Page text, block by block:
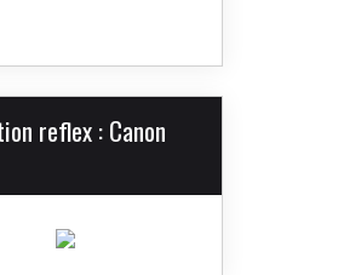
reflex : Canon